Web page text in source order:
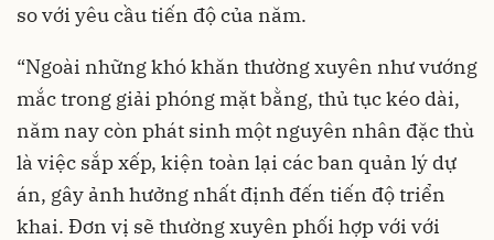
so với yêu cầu tiến độ của năm.
“Ngoài những khó khăn thường xuyên như vướng
mắc trong giải phóng mặt bằng, thủ tục kéo dài,
năm nay còn phát sinh một nguyên nhân đặc thù
là việc sắp xếp, kiện toàn lại các ban quản lý dự
án, gây ảnh hưởng nhất định đến tiến độ triển
khai. Đơn vị sẽ thường xuyên phối hợp với với